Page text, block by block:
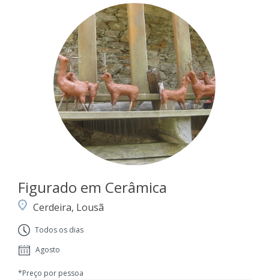
Figurado em Cerâmica
Cerdeira, Lousã
Todos os dias
Agosto
*Preço por pessoa